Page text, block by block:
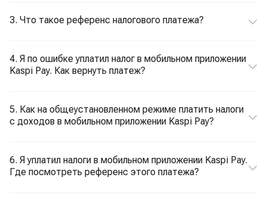
3. Что такое референс налогового платежа?
4. Я по ошибке уплатил налог в мобильном приложении
Kaspi Pay. Как вернуть платеж?
5. Как на общеустановленном режиме платить налоги
с доходов в мобильном приложении Kaspi Pay?
6. Я уплатил налоги в мобильном приложении Kaspi Pay.
Где посмотреть референс этого платежа?